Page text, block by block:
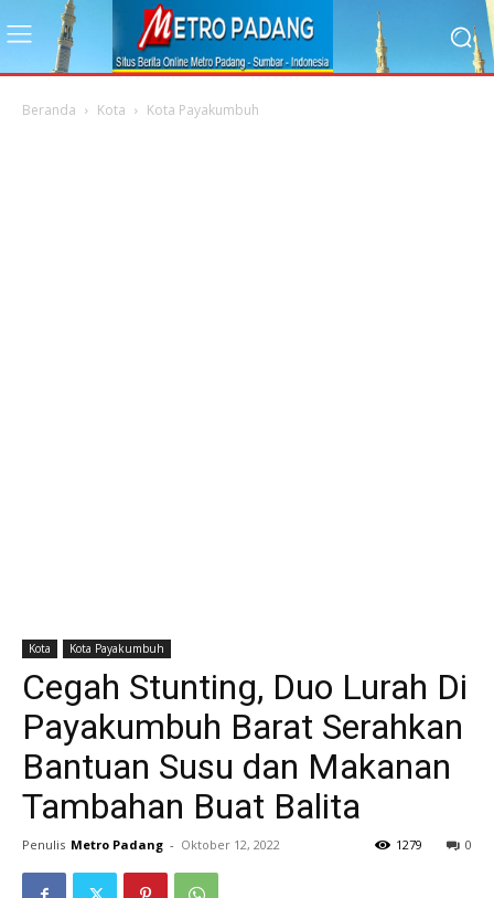
Beranda Kota Kota Payakumbuh
Kota Kota Payakumbuh
Cegah Stunting, Duo Lurah Di
Payakumbuh Barat Serahkan
Bantuan Susu dan Makanan
Tambahan Buat Balita
Penulis Metro Padang - Oktober 12, 2022 0
1279